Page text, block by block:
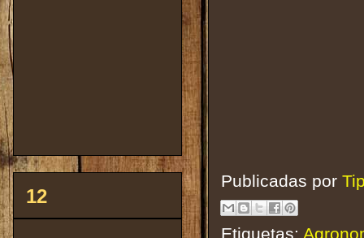
Publicadas por
Etiquetas:
12